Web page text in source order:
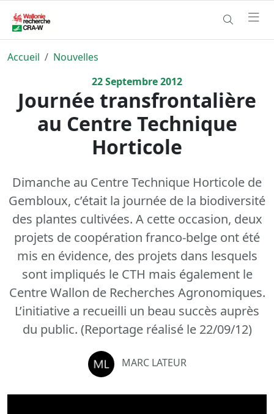
Accueil
Nouvelles
22Septembre2012
Journée transfrontalière
au Centre Technique
Horticole
Dimanche au Centre Technique Horticole de
Gembloux, c’était la journée de la biodiversité
des plantes cultivées. A cette occasion, deux
projets de coopération franco-belge ont été
mis en évidence, des projets dans lesquels
sont impliqués le CTH mais également le
Centre Wallon de Recherches Agronomiques.
L’initiative a recueilli un beau succès auprès
du public. (Reportage réalisé le 22/09/12)
MARC LATEUR